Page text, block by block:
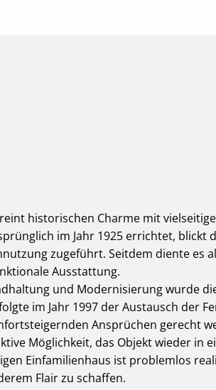
historischen Charme mit
im Jahr 1925 errichtet, blickt
zugeführt. Seitdem diente
Ausstattung.
und Modernisierung wurde
im Jahr 1997 der Austausch der
Ansprüchen gerecht
Möglichkeit, das Objekt wieder in
Einfamilienhaus ist problemlos
Flair zu schaffen.